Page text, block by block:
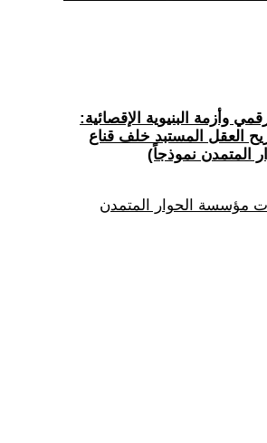
وأزمة البنيوية الإقصائية:
العقل المستبد خلف قناع
المتمدن نموذجاً)
مؤسسة الحوار المتمدن